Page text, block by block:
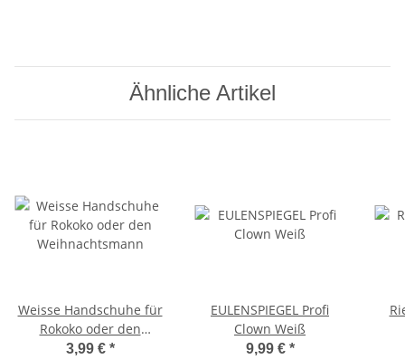
Ähnliche Artikel
Weisse Handschuhe für
Rokoko oder den
Weihnachtsmann
3,99 € *
EULENSPIEGEL Profi
Clown Weiß
9,99 € *